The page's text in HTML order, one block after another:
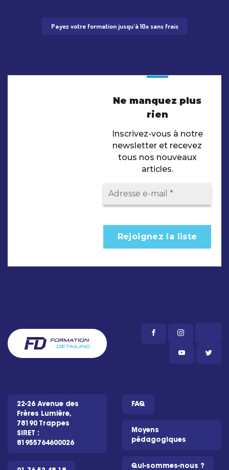
Payez votre formation jusqu'à 10x sans frais
Ne manquez plus
rien
Inscrivez-vous à notre
newsletter et recevez
tous nos nouveaux
articles.
22-26 Avenue des
Frères Lumière,
78190 Trappes
SIRET :
81955764600026
FAQ
Moyens
pédagogiques
Qui-sommes-nous ?